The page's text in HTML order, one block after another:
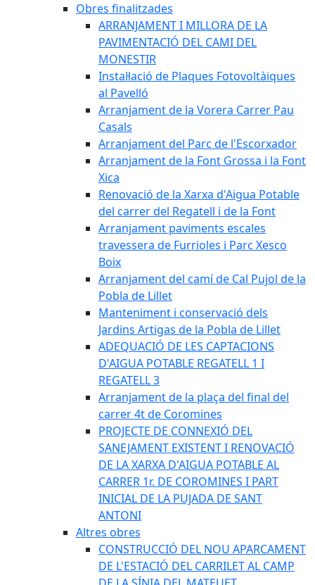
Obres finalitzades
ARRANJAMENT I MILLORA DE LA
PAVIMENTACIÓ DEL CAMI DEL
MONESTIR
Instal·lació de Plaques Fotovoltàiques
al Pavelló
Arranjament de la Vorera Carrer Pau
Casals
Arranjament del Parc de l'Escorxador
Arranjament de la Font Grossa i la Font
Xica
Renovació de la Xarxa d'Aigua Potable
del carrer del Regatell i de la Font
Arranjament paviments escales
travessera de Furrioles i Parc Xesco
Boix
Arranjament del camí de Cal Pujol de la
Pobla de Lillet
Manteniment i conservació dels
Jardins Artigas de la Pobla de Lillet
ADEQUACIÓ DE LES CAPTACIONS
D'AIGUA POTABLE REGATELL 1 I
REGATELL 3
Arranjament de la plaça del final del
carrer 4t de Coromines
PROJECTE DE CONNEXIÓ DEL
SANEJAMENT EXISTENT I RENOVACIÓ
DE LA XARXA D'AIGUA POTABLE AL
CARRER 1r. DE COROMINES I PART
INICIAL DE LA PUJADA DE SANT
ANTONI
Altres obres
CONSTRUCCIÓ DEL NOU APARCAMENT
DE L'ESTACIÓ DEL CARRILET AL CAMP